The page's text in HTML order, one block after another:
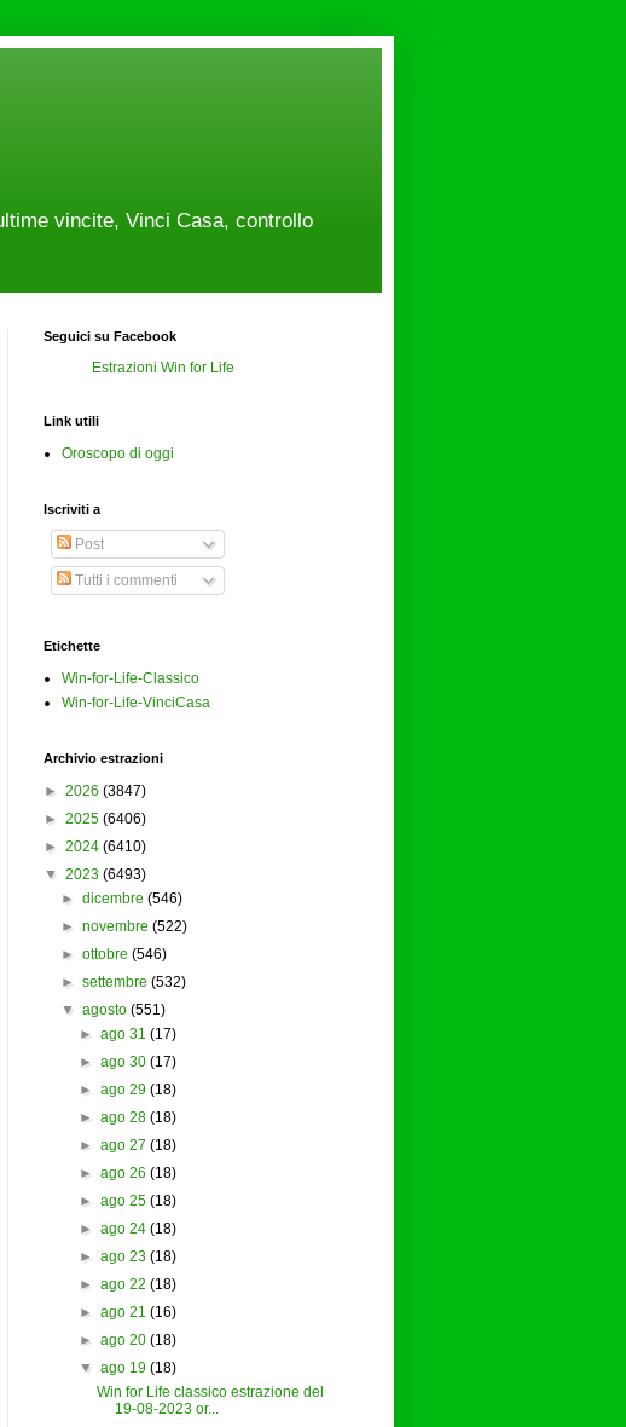
vincite, Vinci Casa, controllo
Seguici su Facebook
Estrazioni Win for Life
Link utili
Oroscopo di oggi
Iscriviti a
Post
Tutti i commenti
Etichette
Win-for-Life-Classico
Win-for-Life-VinciCasa
Archivio estrazioni
► 2026 (3847)
► 2025 (6406)
► 2024 (6410)
▼ 2023 (6493)
►dicembre (546)
►novembre (522)
►ottobre (546)
►settembre (532)
▼ agosto (551)
► ago 31 (17)
► ago 30 (17)
► ago 29 (18)
► ago 28 (18)
► ago 27 (18)
► ago 26 (18)
► ago 25 (18)
► ago 24 (18)
► ago 23 (18)
► ago 22 (18)
► ago 21 (16)
► ago 20 (18)
▼ ago 19 (18)
Win for Life classico estrazione del
19-08-2023 or...